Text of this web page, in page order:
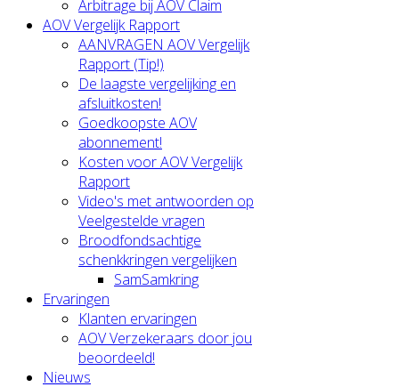
Arbitrage bij AOV Claim
AOV Vergelijk Rapport
AANVRAGEN AOV Vergelijk
Rapport (Tip!)
De laagste vergelijking en
afsluitkosten!
Goedkoopste AOV
abonnement!
Kosten voor AOV Vergelijk
Rapport
Video's met antwoorden op
Veelgestelde vragen
Broodfondsachtige
schenkkringen vergelijken
SamSamkring
Ervaringen
Klanten ervaringen
AOV Verzekeraars door jou
beoordeeld!
Nieuws